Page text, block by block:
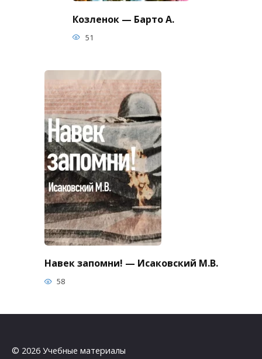
Козленок — Барто А.
51
Навек запомни! — Исаковский М.В.
58
© 2026 Учебные материалы